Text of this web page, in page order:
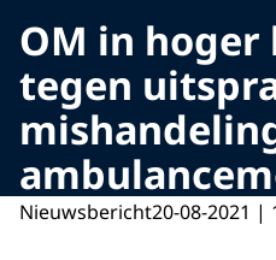
OM in hoger
tegen
Nieuwsbericht20-08-2021 |